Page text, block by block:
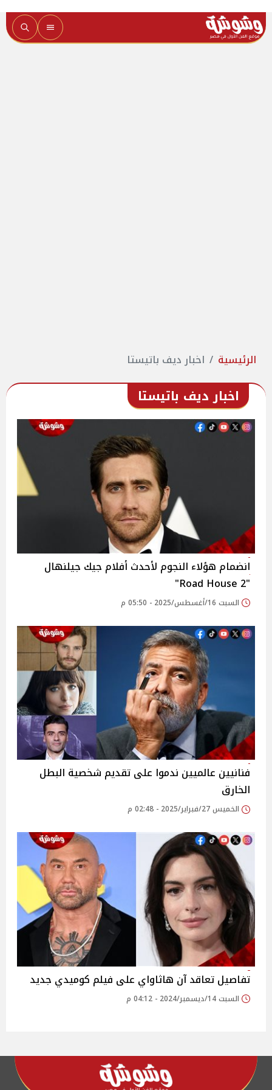
الرئيسية اخبار ديف باتيستا
اخبار ديف باتيستا
انضمام هؤلاء النجوم لأحدث أفلام جيك جيلنهال
"Road House 2"
السبت 16/أغسطس/2025 - 05:50 م
فنانيين عالميين ندموا على تقديم شخصية البطل
الخارق
الخميس 27/فبراير/2025 - 02:48 م
تفاصيل تعاقد آن هاثاواي على فيلم كوميدي جديد
السبت 14/ديسمبر/2024 - 04:12 م